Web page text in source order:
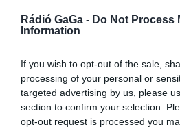
Rádió GaGa - Do Not Process
Information
If you wish to opt-out of the sale,
processing of your personal or
targeted advertising by us, please
section to confirm your selection.
opt-out request is processed you
jelképeket
szaggató
Ez is érdekelheti